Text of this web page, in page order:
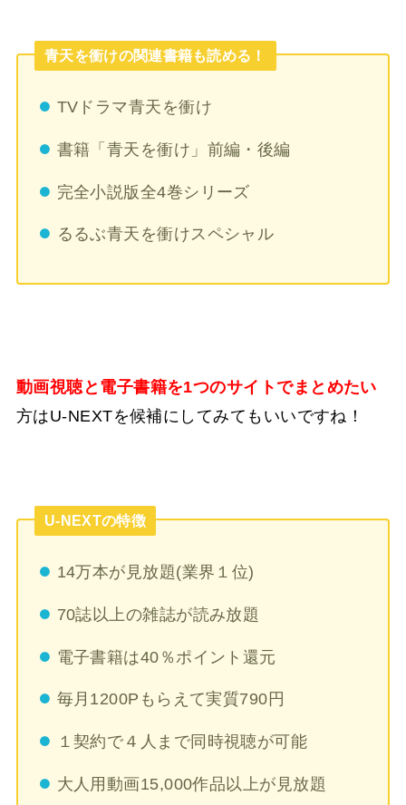
青天を衝けの関連書籍も読める！
TVドラマ青天を衝け
書籍「青天を衝け」前編・後編
完全小説版全4巻シリーズ
るるぶ青天を衝けスペシャル
動画視聴と電子書籍を1つのサイトでまとめたい
方はU-NEXTを候補にしてみてもいいですね！
U-NEXTの特徴
14万本が見放題(業界１位)
70誌以上の雑誌が読み放題
電子書籍は40％ポイント還元
毎月1200Pもらえて実質790円
１契約で４人まで同時視聴が可能
大人用動画15,000作品以上が見放題